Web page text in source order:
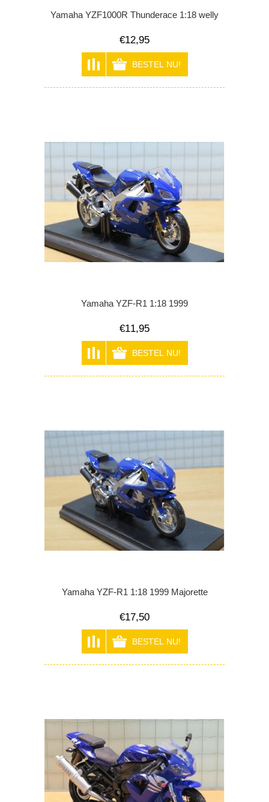
Yamaha YZF1000R Thunderace 1:18 welly
€12,95
Yamaha YZF-R1 1:18 1999
€11,95
Yamaha YZF-R1 1:18 1999 Majorette
€17,50